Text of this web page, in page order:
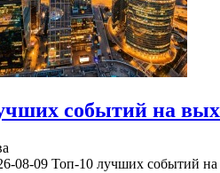
событий на
08-09 Топ-10 лучших событий на